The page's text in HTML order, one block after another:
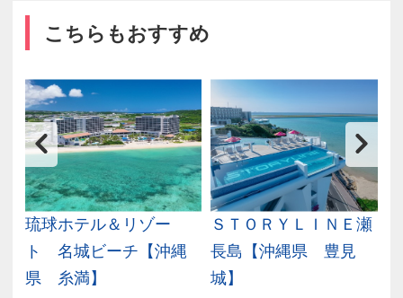
こちらもおすすめ
琉球ホテル＆リゾー
ト 名城ビーチ【沖縄
県 糸満】
ＳＴＯＲＹＬＩＮＥ瀬
長島【沖縄県 豊見
城】